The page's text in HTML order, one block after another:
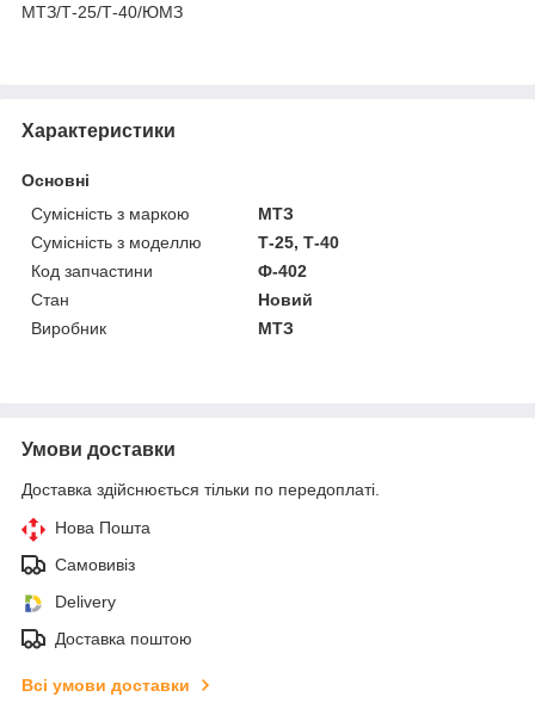
МТЗ/Т-25/Т-40/ЮМЗ
Характеристики
Основні
Сумісність з маркою
МТЗ
Сумісність з моделлю
Т-25, Т-40
Код запчастини
Ф-402
Стан
Новий
Виробник
МТЗ
Умови доставки
Доставка здійснюється тільки по передоплаті.
Нова Пошта
Самовивіз
Delivery
Доставка поштою
Всі умови доставки